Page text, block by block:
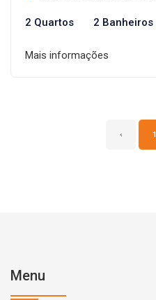
2 Quartos 2 Banheiros
Mais informações
‹ 1
Menu